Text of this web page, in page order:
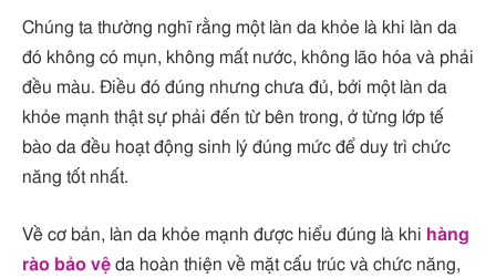
Chúng ta thường nghĩ rằng một làn da khỏe là khi làn da
đó không có mụn, không mất nước, không lão hóa và phải
đều màu. Điều đó đúng nhưng chưa đủ, bởi một làn da
khỏe mạnh thật sự phải đến từ bên trong, ở từng lớp tế
bào da đều hoạt động sinh lý đúng mức để duy trì chức
năng tốt nhất.
Về cơ bản, làn da khỏe mạnh được hiểu đúng là khi hàng
rào bảo vệ da hoàn thiện về mặt cấu trúc và chức năng,